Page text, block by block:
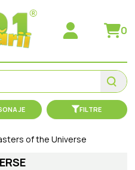
0
FILTRE
of the Universe